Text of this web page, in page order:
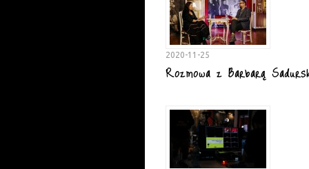
2020-11-25
Rozmowa z Barbarą